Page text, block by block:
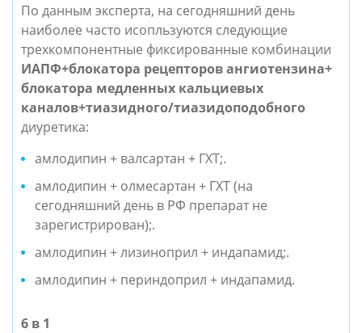
По данным эксперта, на сегодняшний день
наиболее часто исопльзуются следующие
трехкомпонентные фиксированные комбинации
ИАПФ+блокатора рецепторов ангиотензина+
блокатора медленных кальциевых
каналов+тиазидного/тиазидоподобного
диуретика:
амлодипин + валсартан + ГХТ;.
амлодипин + олмесартан + ГХТ (на
сегодняшний день в РФ препарат не
зарегистрирован);.
амлодипин + лизиноприл + индапамид;.
амлодипин + периндоприл + индапамид.
6 в 1